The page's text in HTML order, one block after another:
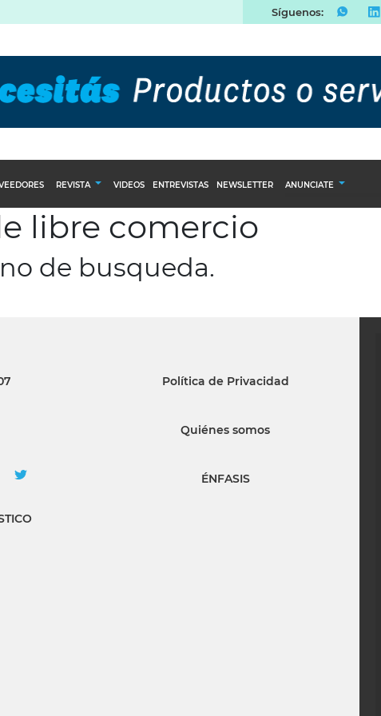
Síguenos:
REVISTA
Calendario Editorial
Ediciones Anteriores
VIDEOS ENTREVISTAS NEWSLETTER ANUNCIATE
libre comercio
de busqueda.
Política de Privacidad
Quiénes somos
ÉNFASIS